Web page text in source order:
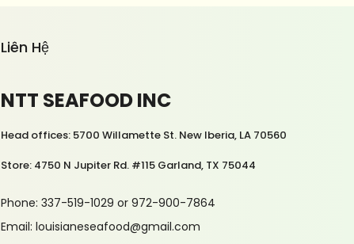
Liên Hệ
NTT SEAFOOD INC
Head offices: 5700 Willamette St. New Iberia, LA 70560
Store: 4750 N Jupiter Rd. #115 Garland, TX 75044
Phone: 337-519-1029 or 972-900-7864
Email: louisianeseafood@gmail.com